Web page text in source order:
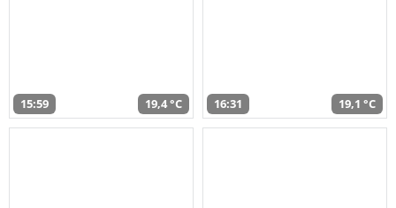
15:59 19,4 °C 16:31 19,1 °C